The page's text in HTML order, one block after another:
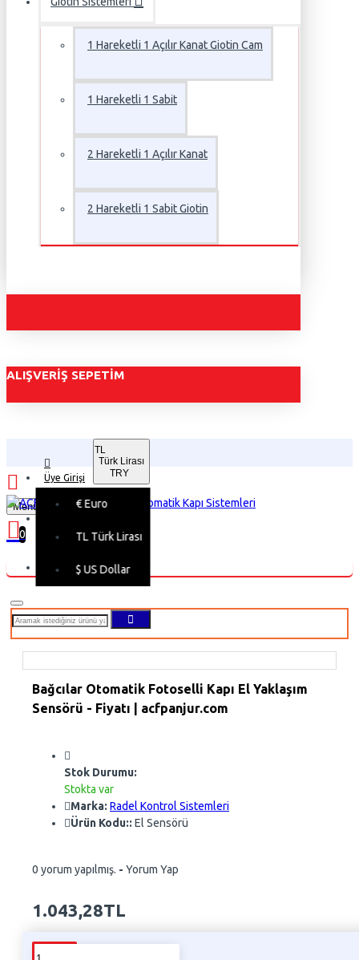
1 Hareketli 1 Açılır Kanat Giotin Cam
1 Hareketli 1 Sabit
2 Hareketli 1 Açılır Kanat
2 Hareketli 1 Sabit Giotin
ALIŞVERIŞ SEPETIM
Üye Girişi
TL
Türk Lirası
TRY
€Euro
TL Türk Lirası
$ US Dollar
Menu
0
Alışveriş sepetiniz boş!
Bağcılar Otomatik Fotoselli Kapı El Yaklaşım
Sensörü - Fiyatı | acfpanjur.com
Stok Durumu:
Stokta var
Marka: Radel Kontrol Sistemleri
Ürün Kodu:: El Sensörü
0 yorum yapılmış. - Yorum Yap
1.043,28TL
Whatsapp Sipariş